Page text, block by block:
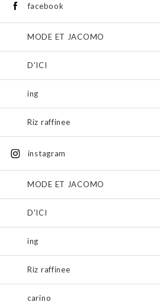
facebook
MODE ET JACOMO
D'ICI
ing
Riz raffinee
instagram
MODE ET JACOMO
D'ICI
ing
Riz raffinee
carino